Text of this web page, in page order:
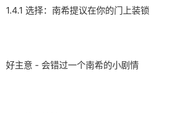
1.4.1 选择：南希提议在你的门上装锁
好主意 - 会错过一个南希的小剧情